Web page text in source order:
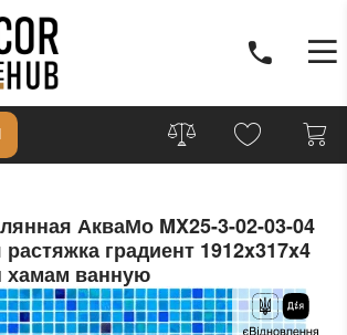
АкваМо MX25-3-02-03-04
градиент 1912x317x4
хамам ванную